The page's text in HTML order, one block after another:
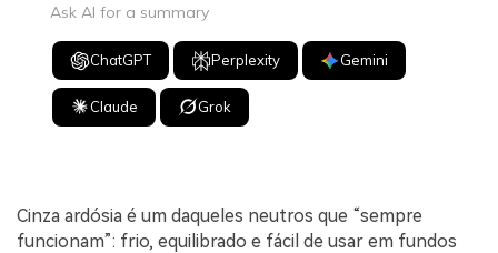
Ask AI for a summary
ChatGPT Perplexity Gemini
Claude Grok
Cinza ardósia é um daqueles neutros que “sempre
funcionam”: frio, equilibrado e fácil de usar em fundos